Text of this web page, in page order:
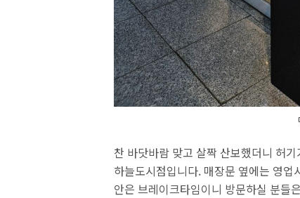
찬 바닷바람 맞고 살짝 산보했더니 허
하늘도시점입니다. 매장문 옆에는 영
안은 브레이크타임이니 방문하실 분들